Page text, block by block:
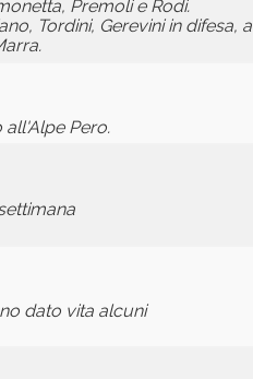
Premoli e Rodi.
Tordini, Gerevini in difesa, a
Pero.
dato vita alcuni